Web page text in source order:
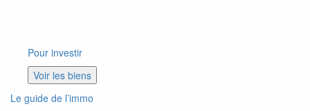
Pour investir
Voir les biens
Le guide de l’immo